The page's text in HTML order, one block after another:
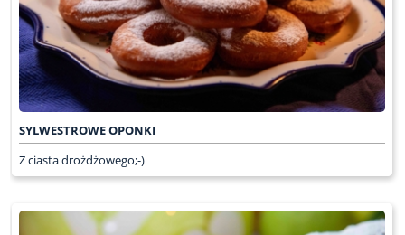
SYLWESTROWE OPONKI
Z ciasta drożdżowego;-)